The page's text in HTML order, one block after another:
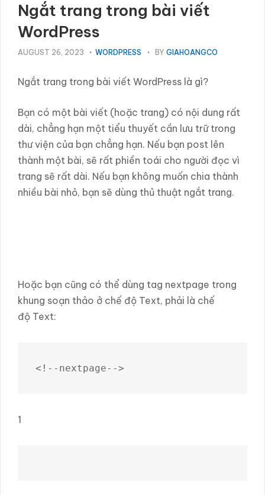
Ngắt trang trong bài viết
WordPress
AUGUST 26, 2023 WORDPRESS BY GIAHOANGCO
Ngắt trang trong bài viết WordPress là gì?
Bạn có một bài viết (hoặc trang) có nội dung rất
dài, chẳng hạn một tiểu thuyết cần lưu trữ trong
thư viện của bạn chẳng hạn. Nếu bạn post lên
thành một bài, sẽ rất phiền toái cho người đọc vì
trang sẽ rất dài. Nếu bạn không muốn chia thành
nhiều bài nhỏ, bạn sẽ dùng thủ thuật ngắt trang.
Hoặc bạn cũng có thể dùng tag nextpage trong
khung soạn thảo ở chế độ Text, phải là chế
độ Text:
<!--nextpage-->
1